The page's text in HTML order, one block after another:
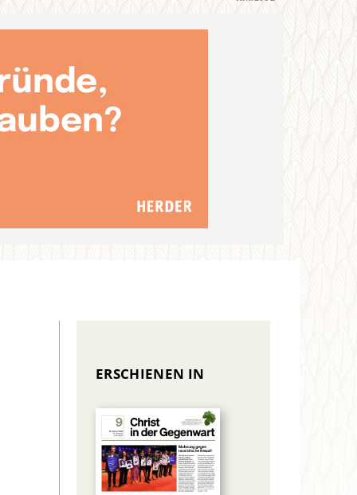
ERSCHIENEN IN